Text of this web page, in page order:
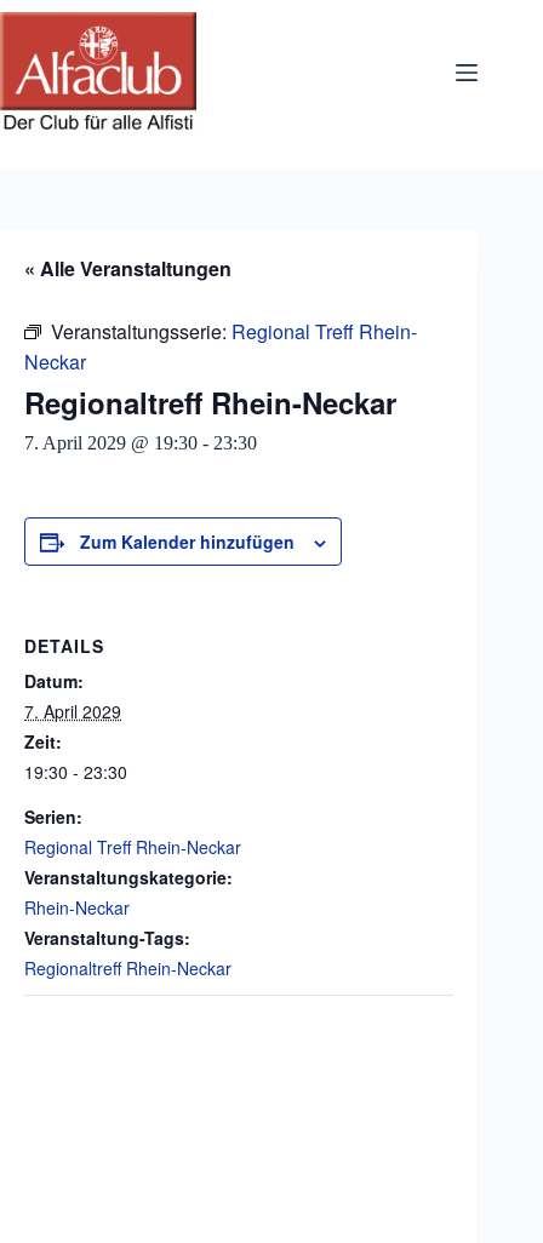
Zum
springen
« Alle Veranstaltungen
Veranstaltungsserie: Regional Treff Rhein-
Neckar
Regionaltreff Rhein-Neckar
7. April 2029 @ 19:30 - 23:30
Zum Kalender hinzufügen
DETAILS
Datum:
7. April 2029
Zeit:
19:30 - 23:30
Serien:
Regional Treff Rhein-Neckar
Veranstaltungskategorie:
Rhein-Neckar
Veranstaltung-Tags:
Regionaltreff Rhein-Neckar